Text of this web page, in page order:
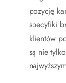
pozycję
specyfiki
klientów
są nie